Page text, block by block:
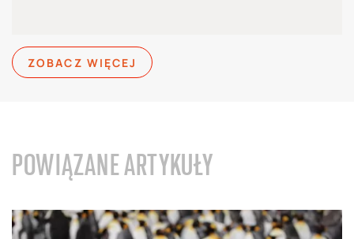
ZOBACZ WIĘCEJ
POWIĄZANE ARTYKUŁY